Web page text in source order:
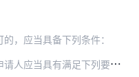
，应当具备下列条件：
有满足下列要求的民用航空器：